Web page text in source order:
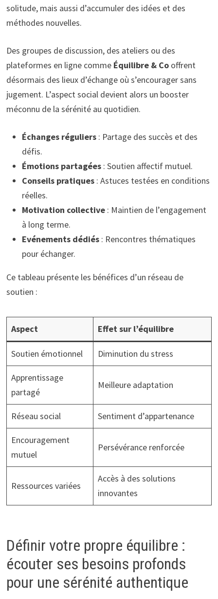
solitude, mais aussi d’accumuler des idées et des
méthodes nouvelles.
Des groupes de discussion, des ateliers ou des
plateformes en ligne comme Équilibre & Cooffrent
désormais des lieux d’échange où s’encourager sans
jugement. L’aspect social devient alors un booster
méconnu de la sérénité au quotidien.
Échanges réguliers: Partage des succès et des
défis.
Émotions partagées: Soutien affectif mutuel.
Conseils pratiques: Astuces testées en conditions
réelles.
Motivation collective: Maintien de l’engagement
à long terme.
Evénements dédiés: Rencontres thématiques
pour échanger.
Ce tableau présente les bénéfices d’un réseau de
soutien :
Aspect Effet sur l’équilibre
Soutien émotionnel Diminution du stress
Apprentissage
partagé
Meilleure adaptation
Réseau social Sentiment d’appartenance
Encouragement
mutuel
Persévérance renforcée
Ressources variées
Accès à des solutions
innovantes
Définir votre propre équilibre :
écouter ses besoins profonds
pour une sérénité authentique